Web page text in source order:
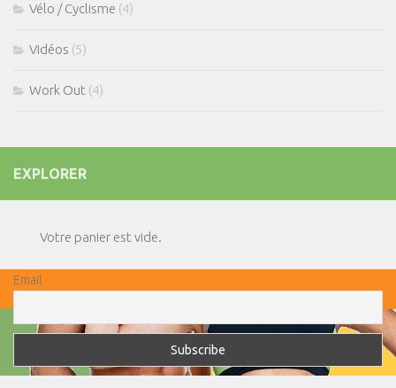
Vélo / Cyclisme (4)
Vidéos (5)
Work Out (4)
EXPLORER
Votre panier est vide.
Email